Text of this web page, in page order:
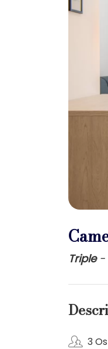
Triple-
3